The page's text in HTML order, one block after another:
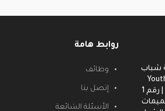
شباب
-
Nest | رقم 1
روابط هامة
وظائف
إتصل بنا
الأسئلة الشائعة